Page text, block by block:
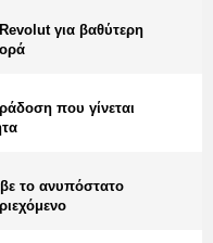
για βαθύτερη
που γίνεται
το ανυπόστατο